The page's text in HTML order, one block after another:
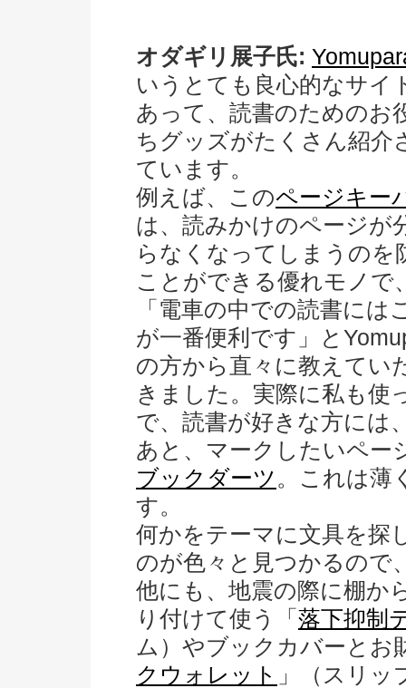
オダギリ展子氏:
いうとても良心的なサイ
あって、読書のためのお
ちグッズがたくさん紹介
ています。
例えば、このページキー
は、読みかけのページが
らなくなってしまうのを
ことができる優れモノで
「電車の中での読書には
が一番便利です」と
の方から直々に教えてい
きました。実際に私も使
で、読書が好きな方には
あと、マークしたいペー
ブックダーツ。これは薄
す。
何かをテーマに文具を探
のが色々と見つかるので
他にも、地震の際に棚か
り付けて使う「 落下抑制
ム）やブックカバーとお
クウォレット 」（スリ